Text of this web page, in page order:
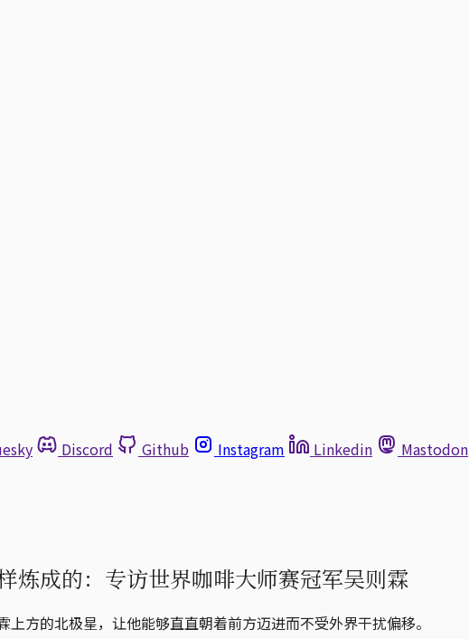
Discord Github Instagram Linkedin Mastodon
炼成的：专访世界咖啡大师赛冠军吴则霖
方的北极星，让他能够直直朝着前方迈进而不受外界干扰偏移。